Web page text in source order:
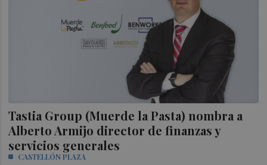
Tastia Group (Muerde la Pasta) nombra a
Alberto Armijo director de finanzas y
servicios generales
CASTELLÓN PLAZA